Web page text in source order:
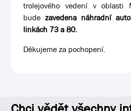
trolejového vedení v oblasti
budezavedena náhradní
linkách 73 a 80.
Děkujeme za pochopení.